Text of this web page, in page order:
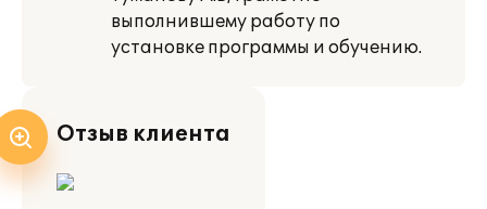
выполнившему работу по
установке программы и обучению.
Отзыв клиента